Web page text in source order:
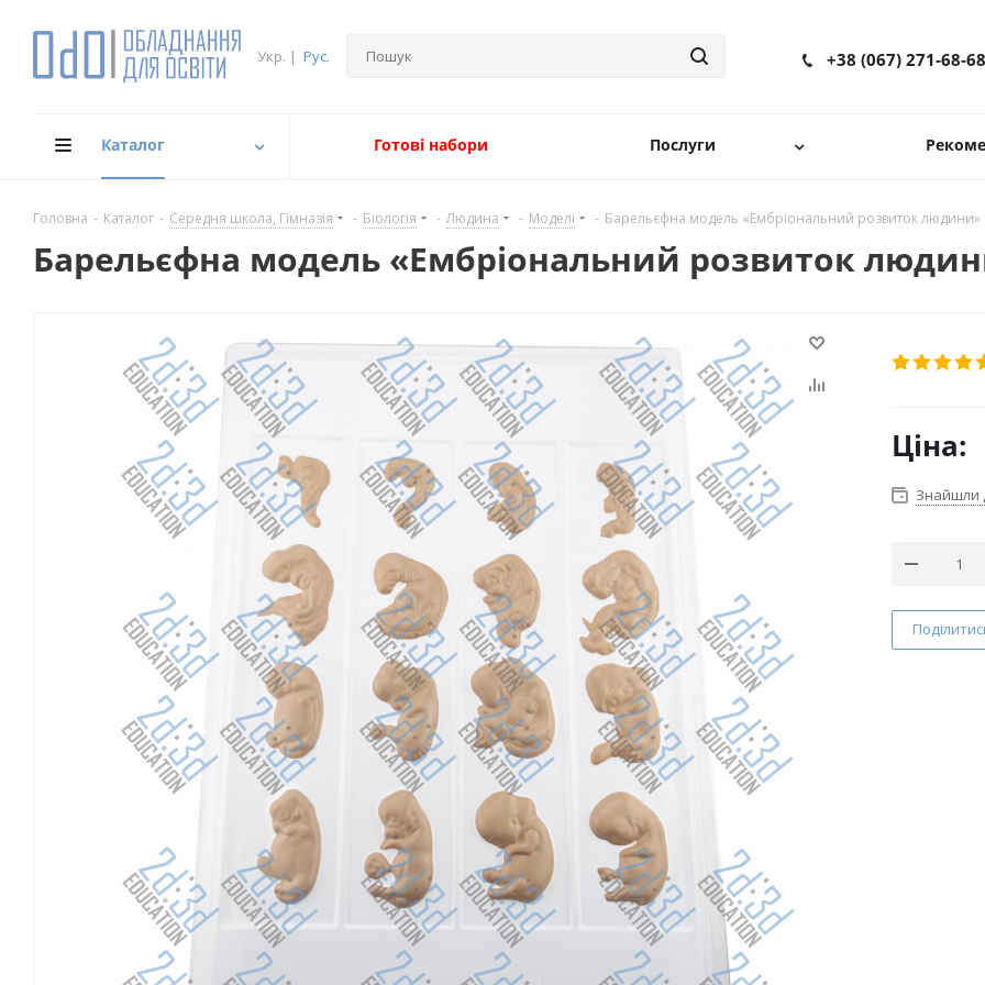
Укр. | Рус. +38 (067) 271-68-68
Каталог Готові набори Послуги
Головна - Каталог - Середня школа, Гімназія - Біологія - Людина - Моделі - Барельєфна модель «Ембріональний розвиток людини»
Барельєфна модель «Ембріональний розвиток
Ціна:
Знайшли